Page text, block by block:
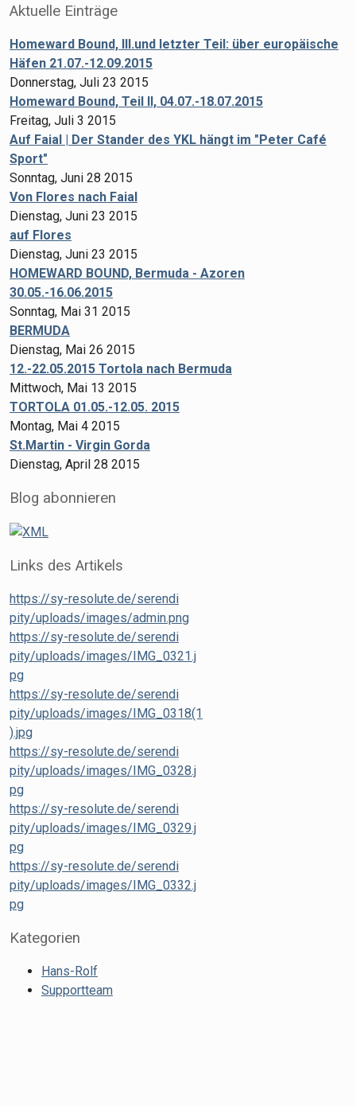
Aktuelle Einträge
Homeward Bound, III.und letzter Teil: über europäische
Häfen 21.07.-12.09.2015
Donnerstag, Juli 23 2015
Homeward Bound, Teil II, 04.07.-18.07.2015
Freitag, Juli 3 2015
Auf Faial | Der Stander des YKL hängt im "Peter Café
Sport"
Sonntag, Juni 28 2015
Von Flores nach Faial
Dienstag, Juni 23 2015
auf Flores
Dienstag, Juni 23 2015
HOMEWARD BOUND, Bermuda - Azoren
30.05.-16.06.2015
Sonntag, Mai 31 2015
BERMUDA
Dienstag, Mai 26 2015
12.-22.05.2015 Tortola nach Bermuda
Mittwoch, Mai 13 2015
TORTOLA 01.05.-12.05. 2015
Montag, Mai 4 2015
St.Martin - Virgin Gorda
Dienstag, April 28 2015
Blog abonnieren
Links des Artikels
https://sy-resolute.de/serendi
pity/uploads/images/admin.png
https://sy-resolute.de/serendi
pity/uploads/images/IMG_0321.j
pg
https://sy-resolute.de/serendi
pity/uploads/images/IMG_0318(1
).jpg
https://sy-resolute.de/serendi
pity/uploads/images/IMG_0328.j
pg
https://sy-resolute.de/serendi
pity/uploads/images/IMG_0329.j
pg
https://sy-resolute.de/serendi
pity/uploads/images/IMG_0332.j
pg
Kategorien
XML
Hans-Rolf
XML
Supportteam